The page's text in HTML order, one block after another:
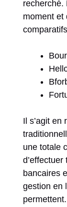
recherché.
moment et
Il s’agit en
une totale
d’effectuer
bancaires
gestion en